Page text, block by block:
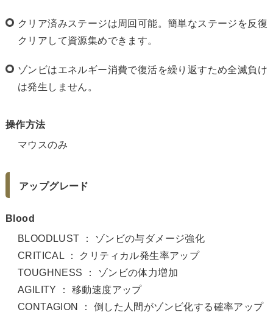
クリア済みステージは周回可能。簡単なステージを反復
クリアして資源集めできます。
ゾンビはエネルギー消費で復活を繰り返すため全滅負け
は発生しません。
操作方法
マウスのみ
アップグレード
Blood
BLOODLUST ： ゾンビの与ダメージ強化
CRITICAL ： クリティカル発生率アップ
TOUGHNESS ： ゾンビの体力増加
AGILITY ： 移動速度アップ
CONTAGION ： 倒した人間がゾンビ化する確率アップ